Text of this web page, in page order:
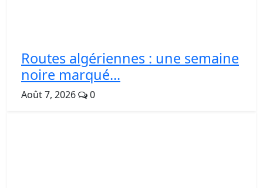
Routes algériennes : une semaine
noire marqué...
Août 7, 2026 0